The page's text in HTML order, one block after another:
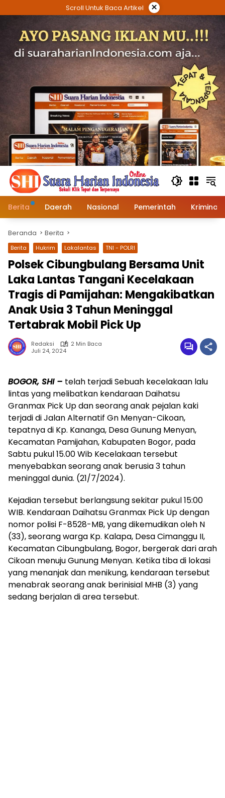
ke
Scroll Untuk Baca Artikel ×
wa.me/087842777025
Berita Daerah Nasional Pemerintah Kriminal
Beranda Berita
Berita Hukrim Lakalantas TNI - POLRI
Polsek Cibungbulang Bersama Unit
Laka Lantas Tangani Kecelakaan
Tragis di Pamijahan: Mengakibatkan
Anak Usia 3 Tahun Meninggal
Tertabrak Mobil Pick Up
Redaksi
2 Min Baca
Juli 24, 2024
BOGOR, SHI – telah terjadi Sebuah kecelakaan lalu
lintas yang melibatkan kendaraan Daihatsu
Granmax Pick Up dan seorang anak pejalan kaki
terjadi di Jalan Alternatif Gn Menyan-Cikoan,
tepatnya di Kp. Kananga, Desa Gunung Menyan,
Kecamatan Pamijahan, Kabupaten Bogor, pada
Sabtu pukul 15.00 Wib Kecelakaan tersebut
menyebabkan seorang anak berusia 3 tahun
meninggal dunia. (21/7/2024).
Kejadian tersebut berlangsung sekitar pukul 15:00
WIB. Kendaraan Daihatsu Granmax Pick Up dengan
nomor polisi F-8528-MB, yang dikemudikan oleh N
(33), seorang warga Kp. Kalapa, Desa Cimanggu II,
Kecamatan Cibungbulang, Bogor, bergerak dari arah
Cikoan menuju Gunung Menyan. Ketika tiba di lokasi
yang menanjak dan menikung, kendaraan tersebut
menabrak seorang anak berinisial MHB (3) yang
sedang berjalan di area tersebut.